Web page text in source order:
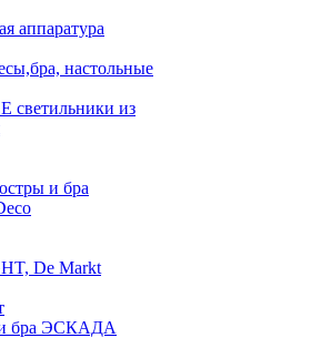
аппаратура
настольные
светильники из
и бра
De Markt
бра ЭСКАДА